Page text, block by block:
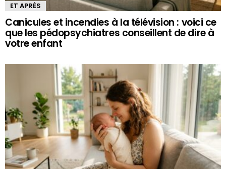
ET APRÈS
Canicules et incendies à la télévision : voici ce
que les pédopsychiatres conseillent de dire à
votre enfant